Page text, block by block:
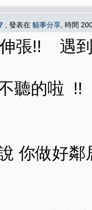
, 發表在 貓事分享 , 時間
張!! 遇
聽的啦
你做好